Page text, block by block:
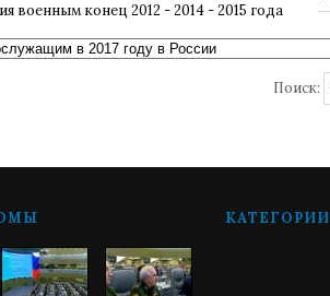
военным конец 2012 - 2014 - 2015 года
Поиск:
КАТЕГОРИИ